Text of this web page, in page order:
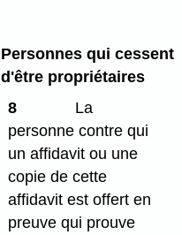
Personnes qui cessent
d'être propriétaires
8
La
personne contre qui
un affidavit ou une
copie de cette
affidavit est offert en
preuve qui prouve